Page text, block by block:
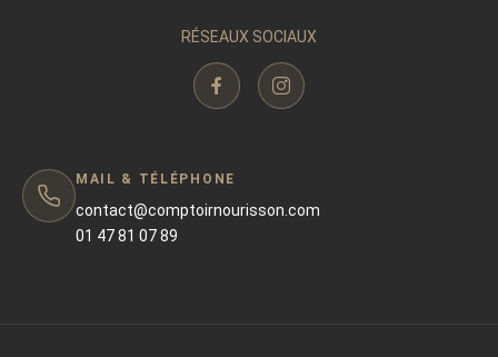
RÉSEAUX SOCIAUX
MAIL & TÉLÉPHONE
contact@comptoirnourisson.com
01 47 81 07 89